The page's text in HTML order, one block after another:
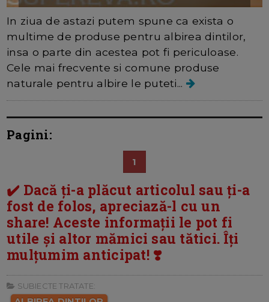
In ziua de astazi putem spune ca exista o
multime de produse pentru albirea dintilor,
insa o parte din acestea pot fi periculoase.
Cele mai frecvente si comune produse
naturale pentru albire le puteti...
Pagini:
1
✔️ Dacă ți-a plăcut articolul sau ți-a
fost de folos, apreciază-l cu un
share! Aceste informații le pot fi
utile și altor mămici sau tătici. Îți
mulțumim anticipat! ❣️
SUBIECTE TRATATE: